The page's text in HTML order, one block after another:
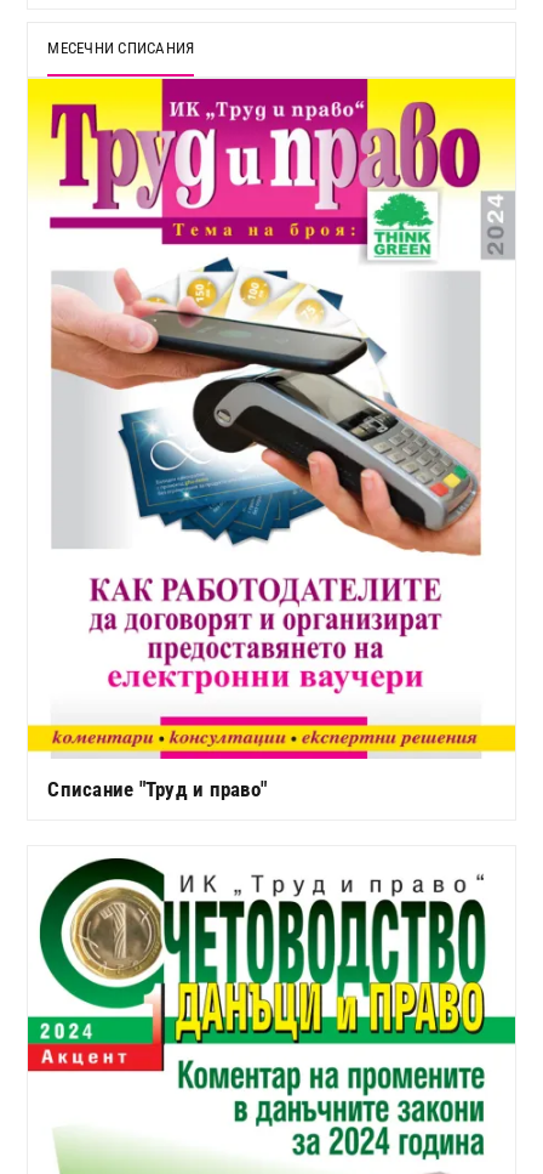
МЕСЕЧНИ СПИСАНИЯ
Списание "Труд и право"